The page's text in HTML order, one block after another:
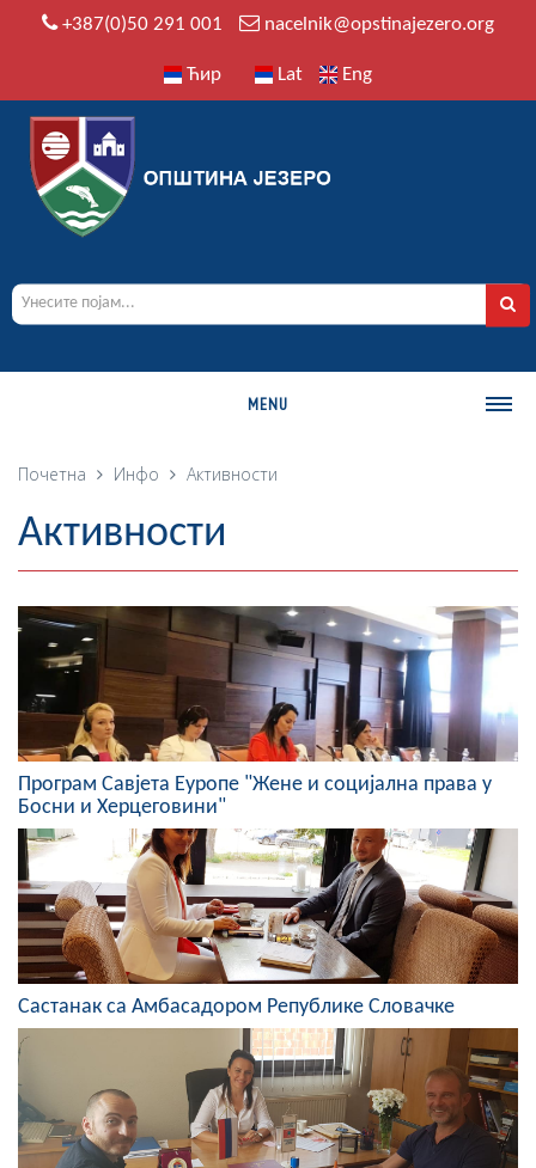
+387(0)50 291 001 nacelnik@opstinajezero.org
Ћир Lat Eng
MENU
О ОПШТИНИ
Историја
Географија
Насељена мјеста
Занимљивости
Фотогалерија
НАЧЕЛНИК
О Начелнику
Замјеник начелника
Извјештај о раду начелника
СКУПШТИНА
Скупштинско вијеће општине језеро
Састав Скупштине
Почетна Инфо Активности
Активности
Програм Савјета Еуропе "Жене и социјална права у
Босни и Херцеговини"
Састанак са Амбасадором Републике Словачке